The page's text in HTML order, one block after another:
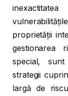
proprietății
gestionarea
special,
strategii
largă de